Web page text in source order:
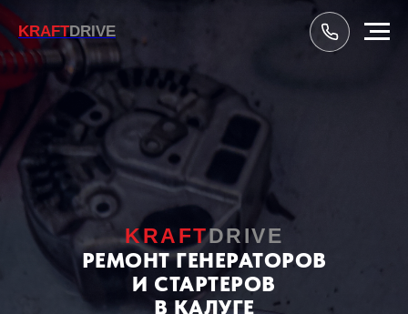
KRAFTDRIVE
KRAFTDRIVE
РЕМОНТ ГЕНЕРАТОРОВ
И СТАРТЕРОВ
В КАЛУГЕ